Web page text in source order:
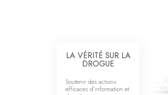
LA VÉRITÉ SUR LA
DROGUE
Soutenir des actions
efficaces d’information et